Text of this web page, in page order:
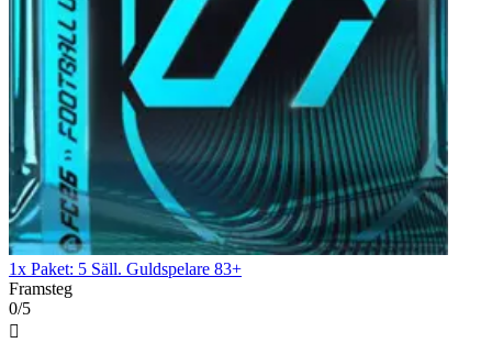
1x Paket: 5 Säll. Guldspelare 83+
Framsteg
0/5
